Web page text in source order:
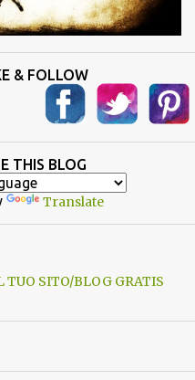
& FOLLOW
THIS BLOG
Translate
TUO SITO/BLOG GRATIS